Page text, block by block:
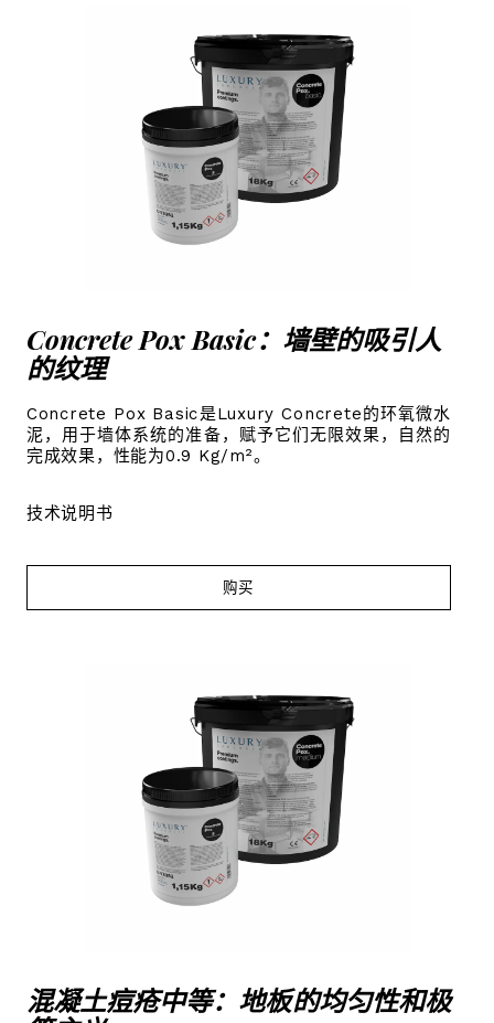
Concrete Pox Basic：墙壁的吸引人
的纹理
Concrete Pox Basic是Luxury Concrete的环氧微水
泥，用于墙体系统的准备，赋予它们无限效果，自然的
完成效果，性能为0.9 Kg/m²。
技术说明书
购买
混凝土痘疮中等：地板的均匀性和极